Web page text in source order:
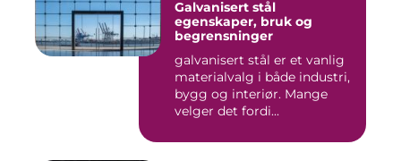
Galvanisert stål
egenskaper, bruk og
begrensninger
galvanisert stål er et vanlig
materialvalg i både industri,
bygg og interiør. Mange
velger det fordi...